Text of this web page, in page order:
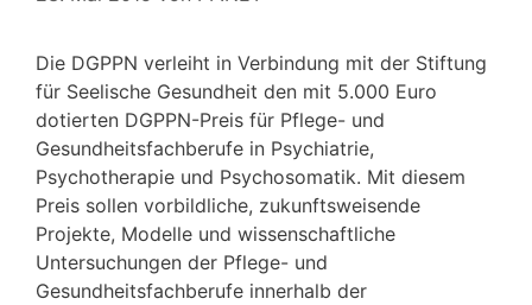
Die DGPPN verleiht in Verbindung mit der Stiftung
für Seelische Gesundheit den mit 5.000 Euro
dotierten DGPPN-Preis für Pflege- und
Gesundheitsfachberufe in Psychiatrie,
Psychotherapie und Psychosomatik. Mit diesem
Preis sollen vorbildliche, zukunftsweisende
Projekte, Modelle und wissenschaftliche
Untersuchungen der Pflege- und
Gesundheitsfachberufe innerhalb der